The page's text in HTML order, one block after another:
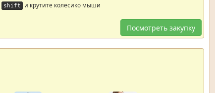
shift и крутите колесико мыши
Посмотреть закупку